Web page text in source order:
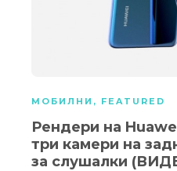
МОБИЛНИ , FEATURED
Рендери на
три камери на
за слушалки